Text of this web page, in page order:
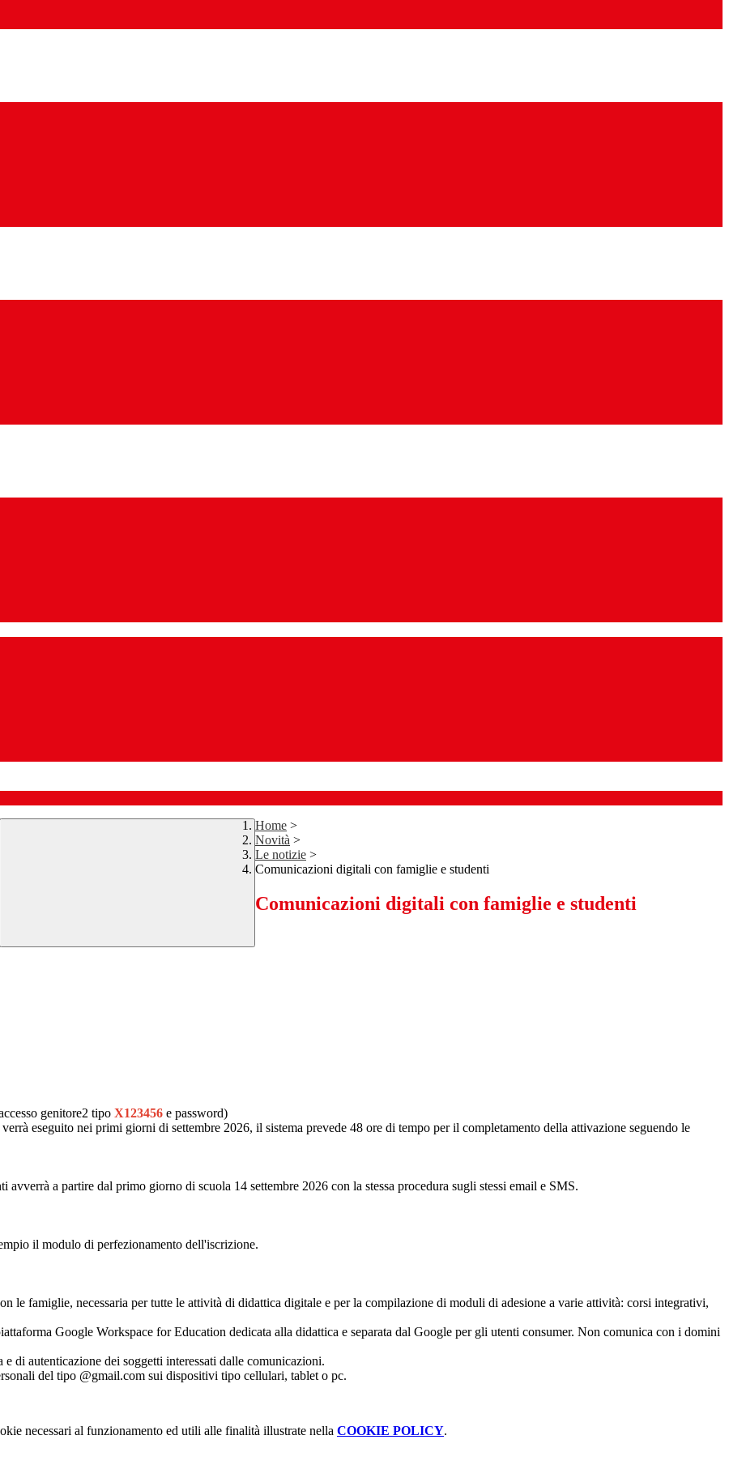
Home >
Novità >
Le notizie >
Comunicazioni digitali con famiglie e studenti
Comunicazioni digitali con famiglie e studenti
genitore2 tipo X123456 e password)
eseguito nei primi giorni di settembre 2026, il sistema prevede 48 ore di tempo per il completamento della attivazione seguendo le
a partire dal primo giorno di scuola 14 settembre 2026 con la stessa procedura sugli stessi email e SMS.
il modulo di perfezionamento dell'iscrizione.
le famiglie, necessaria per tutte le attività di didattica digitale e per la compilazione di moduli di adesione a varie attività: corsi integrativi,
Google Workspace for Education dedicata alla didattica e separata dal Google per gli utenti consumer. Non comunica con i domini
di autenticazione dei soggetti interessati dalle comunicazioni.
del tipo @gmail.com sui dispositivi tipo cellulari, tablet o pc.
necessari al funzionamento ed utili alle finalità illustrate nella COOKIE POLICY.